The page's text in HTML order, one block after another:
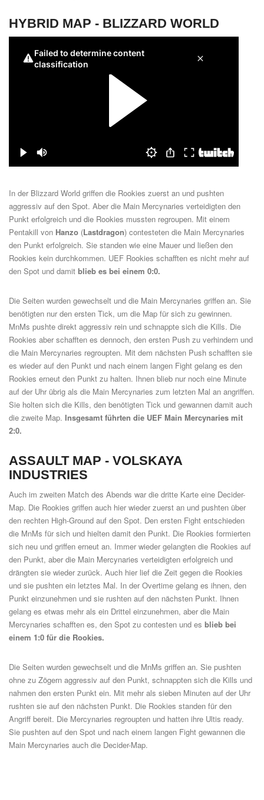
HYBRID MAP - BLIZZARD WORLD
In der Blizzard World griffen die Rookies zuerst an und pushten
aggressiv auf den Spot. Aber die Main Mercynaries verteidigten den
Punkt erfolgreich und die Rookies mussten regroupen. Mit einem
Pentakill von Hanzo (Lastdragon) contesteten die Main Mercynaries
den Punkt erfolgreich. Sie standen wie eine Mauer und ließen den
Rookies kein durchkommen. UEF Rookies schafften es nicht mehr auf
den Spot und damit blieb es bei einem 0:0.
Die Seiten wurden gewechselt und die Main Mercynaries griffen an. Sie
benötigten nur den ersten Tick, um die Map für sich zu gewinnen.
MnMs pushte direkt aggressiv rein und schnappte sich die Kills. Die
Rookies aber schafften es dennoch, den ersten Push zu verhindern und
die Main Mercynaries regroupten. Mit dem nächsten Push schafften sie
es wieder auf den Punkt und nach einem langen Fight gelang es den
Rookies erneut den Punkt zu halten. Ihnen blieb nur noch eine Minute
auf der Uhr übrig als die Main Mercynaries zum letzten Mal an angriffen.
Sie holten sich die Kills, den benötigten Tick und gewannen damit auch
die zweite Map. Insgesamt führten die UEF Main Mercynaries mit
2:0.
ASSAULT MAP - VOLSKAYA
INDUSTRIES
Auch im zweiten Match des Abends war die dritte Karte eine Decider-
Map. Die Rookies griffen auch hier wieder zuerst an und pushten über
den rechten High-Ground auf den Spot. Den ersten Fight entschieden
die MnMs für sich und hielten damit den Punkt. Die Rookies formierten
sich neu und griffen erneut an. Immer wieder gelangten die Rookies auf
den Punkt, aber die Main Mercynaries verteidigten erfolgreich und
drängten sie wieder zurück. Auch hier lief die Zeit gegen die Rookies
und sie pushten ein letztes Mal. In der Overtime gelang es ihnen, den
Punkt einzunehmen und sie rushten auf den nächsten Punkt. Ihnen
gelang es etwas mehr als ein Drittel einzunehmen, aber die Main
Mercynaries schafften es, den Spot zu contesten und es blieb bei
einem 1:0 für die Rookies.
Die Seiten wurden gewechselt und die MnMs griffen an. Sie pushten
ohne zu Zögern aggressiv auf den Punkt, schnappten sich die Kills und
nahmen den ersten Punkt ein. Mit mehr als sieben Minuten auf der Uhr
rushten sie auf den nächsten Punkt. Die Rookies standen für den
Angriff bereit. Die Mercynaries regroupten und hatten ihre Ultis ready.
Sie pushten auf den Spot und nach einem langen Fight gewannen die
Main Mercynaries auch die Decider-Map.